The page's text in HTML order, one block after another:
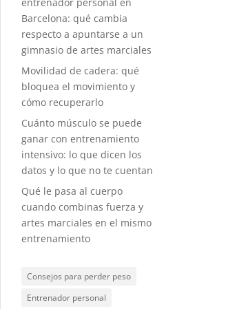
Barcelona: qué cambia
respecto a apuntarse a un
gimnasio de artes marciales
Movilidad de cadera: qué
bloquea el movimiento y
cómo recuperarlo
Cuánto músculo se puede
ganar con entrenamiento
intensivo: lo que dicen los
datos y lo que no te cuentan
Qué le pasa al cuerpo
cuando combinas fuerza y
artes marciales en el mismo
entrenamiento
Consejos para perder peso
Entrenador personal